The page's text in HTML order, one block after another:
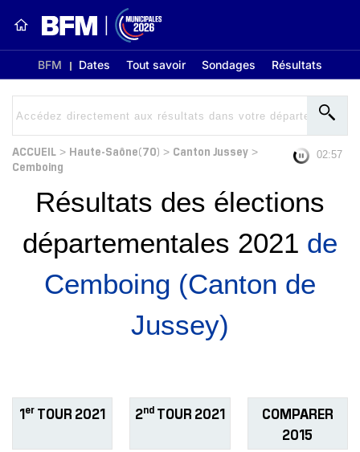
BFM Dates Tout savoir Sondages Résultats
ACCUEIL > Haute-Saône(70) > Canton Jussey >
Cemboing
02:56
Résultats des élections
départementales 2021 de
Cemboing (Canton de
Jussey)
1er TOUR 2021 2ndTOUR 2021
COMPARER
2015